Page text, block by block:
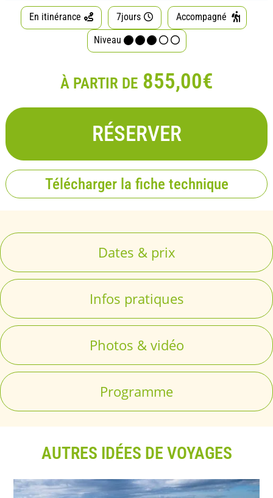
En itinérance 7jours
Accompagné
Niveau
À PARTIR DE855,00€
RÉSERVER
Télécharger la fiche technique
Programme
Dates & prix
Infos pratiques
Photos & vidéo
AUTRES IDÉES DE VOYAGES